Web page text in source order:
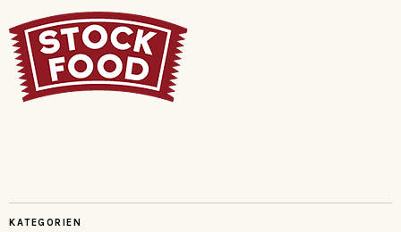
KATEGORIEN